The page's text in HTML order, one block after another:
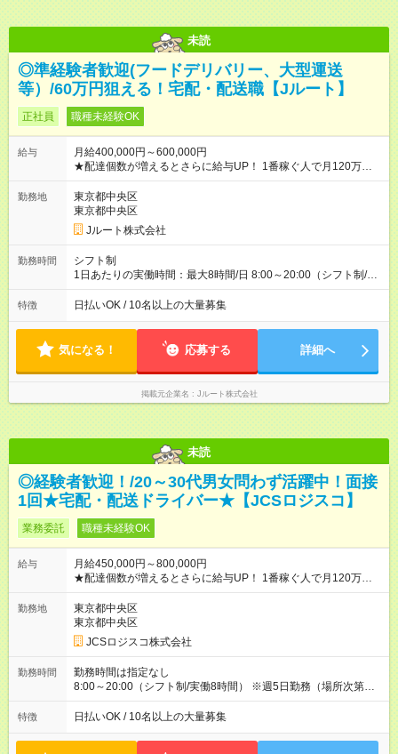
未読
◎準経験者歓迎(フードデリバリー、大型運送
等）/60万円狙える！宅配・配送職【Jルート】
正社員 職種未経験OK
給与
月給400,000円～600,000円
★配達個数が増えるとさらに給与UP！ 1番稼ぐ人で月120万ほ
ど！ ・主要都市エリア 月収55万円／週5日稼働 月収65万~112
万円／週6日稼働 ・地方郊外エリア 月収40万円／週5日稼働 月
収40万円~50万円／週6日稼働 ＜モデルイメージ＞ ■月収50万
円 (27歳男性/江東区在住)※元建築関係 1日150個配達×25日勤務
(日休み) ■月収80万円(43歳男性/墨田区在住)※元営業 1日200個
勤務地
東京都中央区
東京都中央区
Jルート株式会社
勤務時間
シフト制
1日あたりの実働時間：最大8時間/日 8:00～20:00（シフト制/実
働8時間） ※週5日勤務（場所次第では週4も有り） ※配達状況に
よって時間外での勤務可能性有り ※案件により多少の前後あり
特徴 日払いOK / 10名以上の大量募集
気になる！ 応募する 詳細へ
掲載元企業名 Jルート株式会社
未読
◎経験者歓迎！/20～30代男女問わず活躍中！面接
1回★宅配・配送ドライバー★【JCSロジスコ】
業務委託 職種未経験OK
給与
月給450,000円～800,000円
★配達個数が増えるとさらに給与UP！ 1番稼ぐ人で月120万ほ
ど！ ・主要都市エリア 月収55万円／週5日稼働 月収65万~112
万円／週6日稼働 ・地方郊外エリア 月収40万円／週5日稼働 月
収40万円~50万円／週6日稼働 ＜モデルイメージ＞ ■月収50万
円 (27歳男性/江東区在住)※元建築関係 1日150個配達×25日勤務
(日休み) ■月収80万円(43歳男性/墨田区在住)※元営業 1日200個
勤務地
東京都中央区
東京都中央区
JCSロジスコ株式会社
勤務時間
勤務時間は指定なし
8:00～20:00（シフト制/実働8時間） ※週5日勤務（場所次第で
は週4も有り） ※配達状況によって時間外での勤務可能性有り ※
案件により多少の前後あり ※配達が完了次第、帰社OKです
特徴 日払いOK / 10名以上の大量募集